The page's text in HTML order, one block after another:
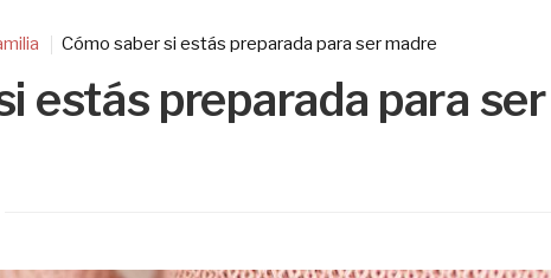
Cómo saber si estás preparada para ser madre
estás preparada para ser